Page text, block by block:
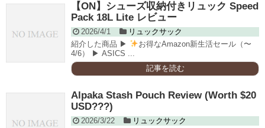
【ON】シューズ収納付きリュック Speed
Pack 18L Lite レビュー
2026/4/1
リュックサック
紹介した商品 ▶︎
お得なAmazon新生活セール（〜
4/6） ▶︎ ASICS ...
記事を読む
Alpaka Stash Pouch Review (Worth $20
USD???)
2026/3/22
リュックサック